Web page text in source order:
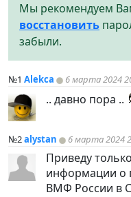
Мы рекомендуем
восстановить
забыли.
№1 Alekca 6 марта 2024
.. давно пора ..
№2alystan 6 марта 2024
Приведу
информации о
ВМФ России в